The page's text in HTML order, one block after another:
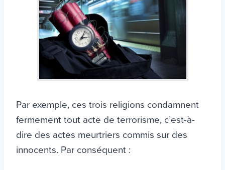
Par exemple, ces trois religions condamnent
fermement tout acte de terrorisme, c’est-à-
dire des actes meurtriers commis sur des
innocents. Par conséquent :